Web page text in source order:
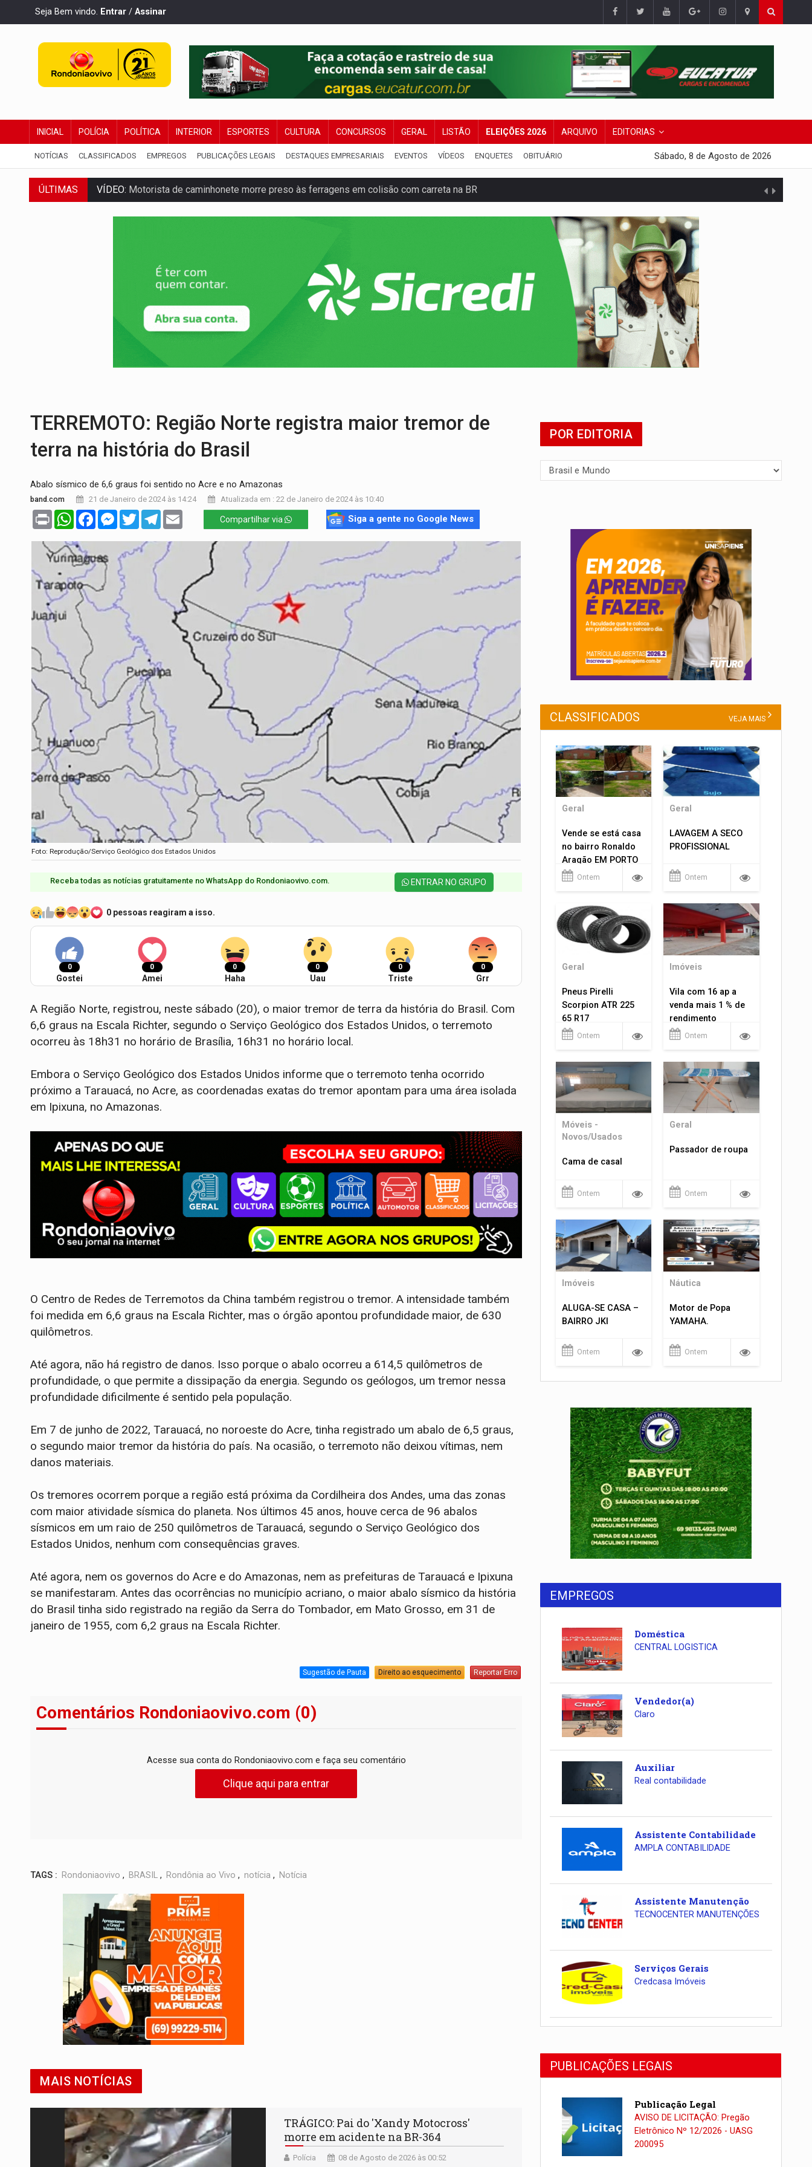
Seja Bem vindo. Entrar / Assinar
INICIAL POLÍCIA POLÍTICA INTERIOR ESPORTES CULTURA CONCURSOS GERAL LISTÃO ELEIÇÕES 2026 ARQUIVO EDITORIAS
NOTÍCIAS CLASSIFICADOS EMPREGOS PUBLICAÇÕES LEGAIS DESTAQUES EMPRESARIAIS EVENTOS VÍDEOS ENQUETES OBITUÁRIO Sábado, 8 de Agosto de 2026
ÚLTIMAS
VÍDEO:
Prefeitura fortalece parceria com a APAE para ampliar ações voltadas a PCD's
Exército testa inovações no combate a drones durante exercício antiaéreo
TEMAS SOCIOAMBIENTAIS:Em Itapuã do Oeste, CINEMAZÔNIA leva cinema amazônico a estudantes na escola
PREVISÃO:Interior de Rondônia terá sábado (8) de calor intenso e tempo firme
INFRAESTRUTURA: Após quase 30 anos de espera, asfalto chega ao bairro Nova Esperança
TERREMOTO: Região Norte registra maior tremor de
terra na história do Brasil
Abalo sísmico de 6,6 graus foi sentido no Acre e no Amazonas
band.com 21 de Janeiro de 2024 às 14:24 Atualizada em : 22 de Janeiro de 2024 às 10:40
Print WhatsAppFacebookMessenger
TwitterTelegram Compartilhar via Siga a gente no Google News
Foto: Reprodução/Serviço Geológico dos Estados Unidos
Receba todas as notícias gratuitamente no WhatsApp do Rondoniaovivo.com.​ ENTRAR NO GRUPO
0 pessoas reagiram a isso.
0
Gostei
0
Amei
0
Haha
0
Uau
0
Triste
0
Grr
A Região Norte, registrou, neste sábado (20), o maior tremor de terra da história do Brasil. Com
6,6 graus na Escala Richter, segundo o Serviço Geológico dos Estados Unidos, o terremoto
ocorreu às 18h31 no horário de Brasília, 16h31 no horário local.
Embora o Serviço Geológico dos Estados Unidos informe que o terremoto tenha ocorrido
próximo a Tarauacá, no Acre, as coordenadas exatas do tremor apontam para uma área isolada
em Ipixuna, no Amazonas.
O Centro de Redes de Terremotos da China também registrou o tremor. A intensidade também
foi medida em 6,6 graus na Escala Richter, mas o órgão apontou profundidade maior, de 630
quilômetros.
Até agora, não há registro de danos. Isso porque o abalo ocorreu a 614,5 quilômetros de
profundidade, o que permite a dissipação da energia. Segundo os geólogos, um tremor nessa
profundidade dificilmente é sentido pela população.
Em 7 de junho de 2022, Tarauacá, no noroeste do Acre, tinha registrado um abalo de 6,5 graus,
o segundo maior tremor da história do país. Na ocasião, o terremoto não deixou vítimas, nem
danos materiais.
Os tremores ocorrem porque a região está próxima da Cordilheira dos Andes, uma das zonas
com maior atividade sísmica do planeta. Nos últimos 45 anos, houve cerca de 96 abalos
sísmicos em um raio de 250 quilômetros de Tarauacá, segundo o Serviço Geológico dos
Estados Unidos, nenhum com consequências graves.
Até agora, nem os governos do Acre e do Amazonas, nem as prefeituras de Tarauacá e Ipixuna
se manifestaram. Antes das ocorrências no município acriano, o maior abalo sísmico da história
do Brasil tinha sido registrado na região da Serra do Tombador, em Mato Grosso, em 31 de
janeiro de 1955, com 6,2 graus na Escala Richter.
Sugestão de Pauta Direito ao esquecimento Reportar Erro
Comentários Rondoniaovivo.com (0)
Acesse sua conta do Rondoniaovivo.com e faça seu comentário
Clique aqui para entrar
TAGS : Rondoniaovivo , BRASIL , Rondônia ao Vivo , notícia , Notícia
MAIS NOTÍCIAS
TRÁGICO: Pai do 'Xandy Motocross'
morre em acidente na BR-364
Polícia 08 de Agosto de 2026 às 00:52
POR EDITORIA
CLASSIFICADOS VEJA MAIS
Geral
Vende se está casa
no bairro Ronaldo
Aragão EM PORTO
VELHO RO.
Ontem
Geral
LAVAGEM A SECO
PROFISSIONAL
Ontem
Geral
Pneus Pirelli
Scorpion ATR 225
65 R17
Ontem
Imóveis
Vila com 16 ap a
venda mais 1 % de
rendimento
Ontem
Móveis -
Novos/Usados
Cama de casal
Ontem
Geral
Passador de roupa
Ontem
Imóveis
ALUGA-SE CASA –
BAIRRO JKI
Ontem
Náutica
Motor de Popa
YAMAHA.
Ontem
EMPREGOS
Doméstica
CENTRAL LOGISTICA
Vendedor(a)
Claro
Auxiliar
Real contabilidade
Assistente Contabilidade
AMPLA CONTABILIDADE
Assistente Manutenção
TECNOCENTER MANUTENÇÕES
Serviços Gerais
Credcasa Imóveis
PUBLICAÇÕES LEGAIS
Publicação Legal
AVISO DE LICITAÇÃO: Pregão
Eletrônico Nº 12/2026 - UASG
200095